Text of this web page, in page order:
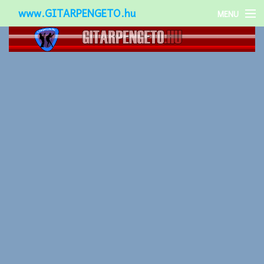
www.GITARPENGETO.hu MENU
Népszerű-